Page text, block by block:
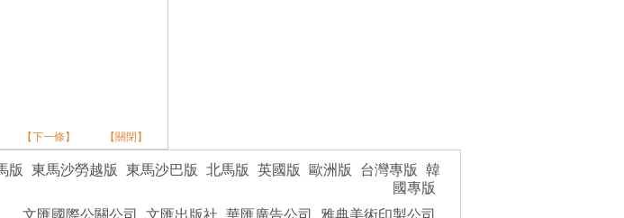
【下一條】 【關閉】
版 東馬沙勞越版 東馬沙巴版 北馬版 英國版 歐洲版 台灣專版
韓
國專版
文匯國際公關公司 文匯出版社 華匯廣告公司 雅典美術印製公司